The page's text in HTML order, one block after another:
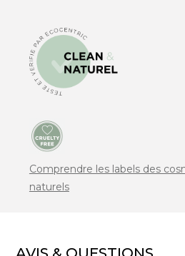
Comprendre les labels des
naturels